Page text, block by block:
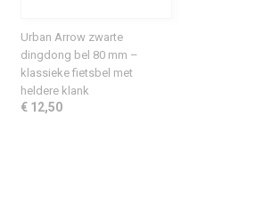
Urban Arrow zwarte
dingdong bel 80 mm –
klassieke fietsbel met
heldere klank
€ 12,50